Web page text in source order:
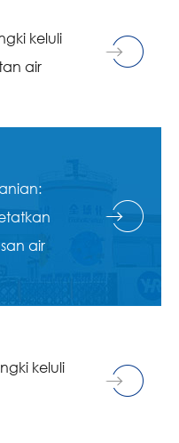
keluli
air
air
keluli